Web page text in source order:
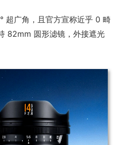
超广角，且官方宣称近乎 0 畸
82mm 圆形滤镜，外接遮光